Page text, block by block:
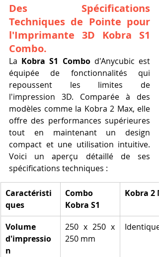
Des Spécifications
Techniques de Pointe pour
l'Imprimante 3D Kobra S1
Combo.
La Kobra S1 Combo d'Anycubic est
équipée de fonctionnalités qui
repoussent les limites de
l'impression 3D. Comparée à des
modèles comme la Kobra 2 Max, elle
offre des performances supérieures
tout en maintenant un design
compact et une utilisation intuitive.
Voici un aperçu détaillé de ses
spécifications techniques :
Caractéristi
ques
Combo
Kobra S1
Kobra 2
Volume
d'impressio
n
250 x 250 x
250 mm
Identique